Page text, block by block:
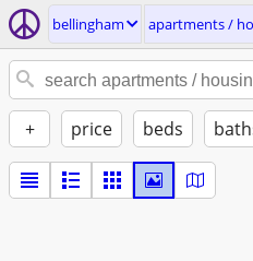
bellingham apartments /
+ price beds